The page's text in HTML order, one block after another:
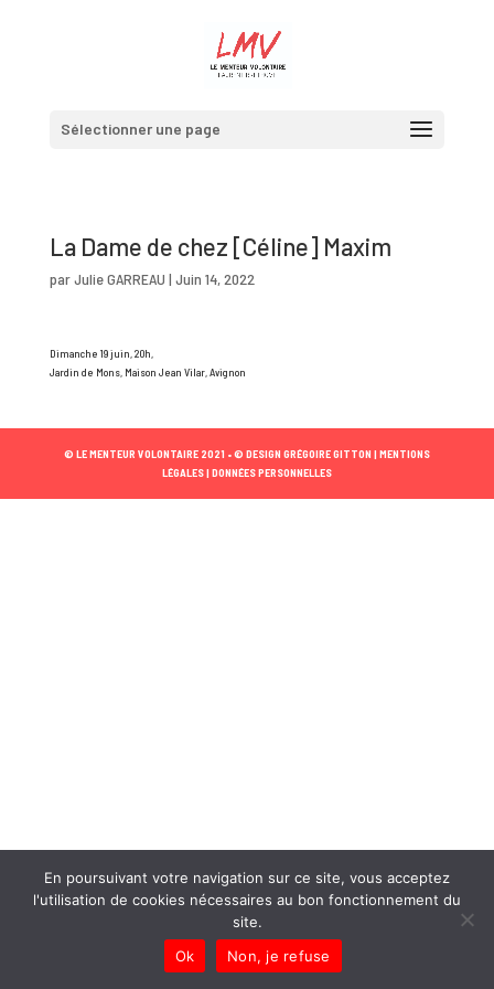
Sélectionner une page
La Dame de chez [Céline] Maxim
parJulie GARREAU | Juin 14, 2022
Dimanche 19 juin, 20h,
Jardin de Mons, Maison Jean Vilar, Avignon
© LE MENTEUR VOLONTAIRE 2021 •© DESIGN GRÉGOIRE GITTON | MENTIONS
LÉGALES | DONNÉES PERSONNELLES
En poursuivant votre navigation sur ce site, vous acceptez
l'utilisation de cookies nécessaires au bon fonctionnement du
site.
Ok
Non, je refuse